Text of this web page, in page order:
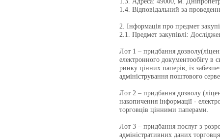
1.4. Відповідальний за
2. Інформація про предмет
2.1. Предмет закупівлі:
Лот 1 – придбання
електронного документообігу в
ринку цінних паперів, із
адміністрування поштового
Лот 2 – придбання дозволу
накопичення інформації -
торговців цінними паперами.
Лот 3 – придбання послуг з
адміністративних даних